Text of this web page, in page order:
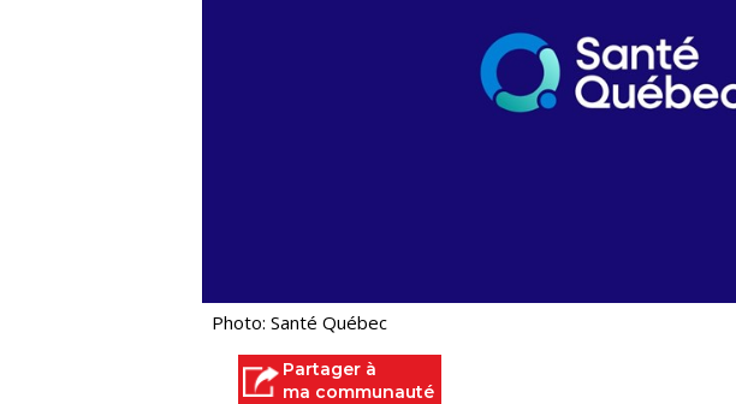
Photo: Santé Québec
Partager à
ma communauté